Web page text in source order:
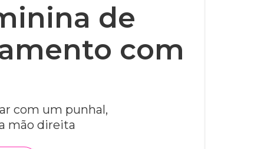
de
com
com um punhal,
mão direita